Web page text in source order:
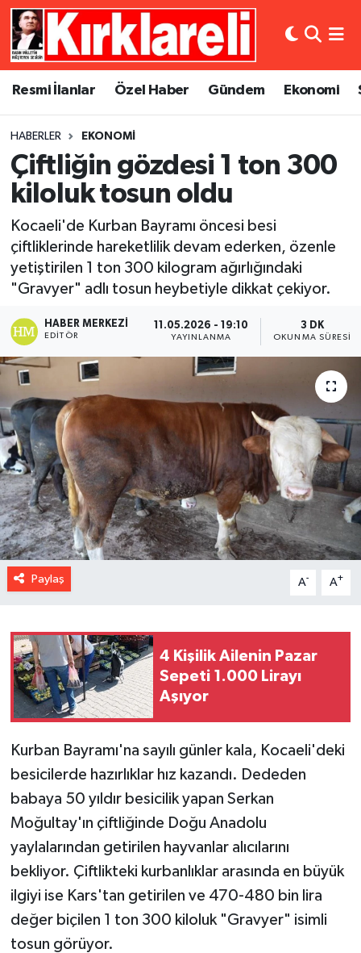
Resmi İlanlar Özel Haber Gündem Ekonomi
HABERLER EKONOMI
Çiftliğin gözdesi 1 ton 300
kiloluk tosun oldu
Kocaeli'de Kurban Bayramı öncesi besi
çiftliklerinde hareketlilik devam ederken, özenle
yetiştirilen 1 ton 300 kilogram ağırlığındaki
"Gravyer" adlı tosun heybetiyle dikkat çekiyor.
HABER MERKEZI
EDITÖR
11.05.2026 - 19:10
YAYINLANMA
3 DK
OKUNMA SÜRESI
Paylaş A- A+
4 Kişilik Ailenin Pazar
Sepeti 1.000 Lirayı
Aşıyor
Kurban Bayramı'na sayılı günler kala, Kocaeli'deki
besicilerde hazırlıklar hız kazandı. Dededen
babaya 50 yıldır besicilik yapan Serkan
Moğultay'ın çiftliğinde Doğu Anadolu
yaylalarından getirilen hayvanlar alıcılarını
bekliyor. Çiftlikteki kurbanlıklar arasında en büyük
ilgiyi ise Kars'tan getirilen ve 470-480 bin lira
değer biçilen 1 ton 300 kiloluk "Gravyer" isimli
tosun görüyor.
Resmi İlanlar
Gündem
Ekonomi
Siyaset
Spor
Asayiş
Dünya
Eğitim
Kültür Sanat
Magazin
Künye
Gizlilik Sözleşmesi
Merkez Nöbetçi Eczaneler
Merkez Trafik Yoğunluk Haritası
Süper Lig Puan Durumu ve Fikstür
Tüm Manşetler
Son Dakika Haberleri